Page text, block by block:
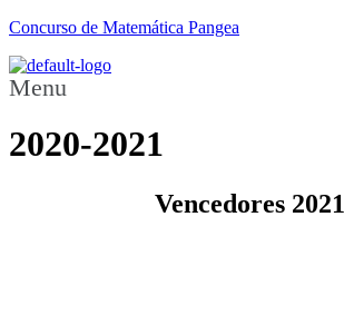
Concurso de Matemática Pangea
Menu
2020-2021
Vencedores 2021